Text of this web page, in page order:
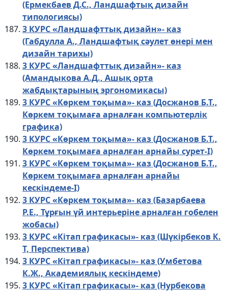
(Ермекбаев Д.С., Ландшафтық дизайн
типологиясы)
3 КУРС «Ландшафттық дизайн»- каз
(Габдулла А., Ландшафтық сәулет өнері мен
дизайн тарихы)
3 КУРС «Ландшафттық дизайн»- каз
(Амандыкова А.Д., Ашық орта
жабдықтарының эргономикасы)
3 КУРС «Көркем тоқыма»- каз (Досжанов Б.Т.,
Көркем тоқымаға арналған компьютерлік
графика)
3 КУРС «Көркем тоқыма»- каз (Досжанов Б.Т.,
Көркем тоқымаға арналған арнайы сурет-І)
3 КУРС «Көркем тоқыма»- каз (Досжанов Б.Т.,
Көркем тоқымаға арналған арнайы
кескіндеме-І)
3 КУРС «Көркем тоқыма»- каз (Базарбаева
Р.Е., Тұрғын үй интерьеріне арналған гобелен
жобасы)
3 КУРС «Кітап графикасы»- каз (Шүкірбеков К.
Т, Перспектива)
3 КУРС «Кітап графикасы»- каз (Умбетова
К.Ж., Академиялық кескіндеме)
3 КУРС «Кітап графикасы»- каз (Нурбекова